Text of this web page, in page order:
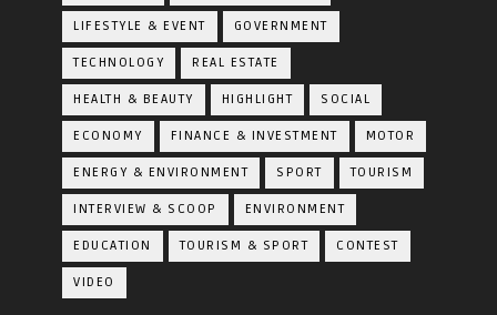
LIFESTYLE & EVENT GOVERNMENT
TECHNOLOGY REAL ESTATE
HEALTH & BEAUTY HIGHLIGHT SOCIAL
ECONOMY FINANCE & INVESTMENT MOTOR
ENERGY & ENVIRONMENT SPORT TOURISM
INTERVIEW & SCOOP ENVIRONMENT
EDUCATION TOURISM & SPORT CONTEST
VIDEO